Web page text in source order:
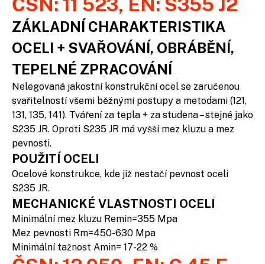
ČSN: 11 523, EN: S355 J2
ZÁKLADNÍ CHARAKTERISTIKA
OCELI + SVAŘOVÁNÍ, OBRÁBĚNÍ,
TEPELNÉ ZPRACOVÁNÍ
Nelegovaná jakostní konstrukční ocel se zaručenou
svařitelností všemi běžnými postupy a metodami (121,
131, 135, 141). Tváření za tepla + za studena – stejné jako
S235 JR. Oproti S235 JR má vyšší mez kluzu a mez
pevnosti.
POUŽITÍ OCELI
Ocelové konstrukce, kde již nestačí pevnost oceli
S235 JR.
MECHANICKÉ VLASTNOSTI OCELI
Minimální mez kluzu Remin=355 Mpa
Mez pevnosti Rm=450-630 Mpa
Minimální tažnost Amin= 17-22 %